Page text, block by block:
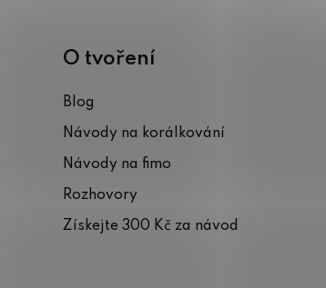
O tvoření
Blog
Návody na korálkování
Návody na fimo
Rozhovory
Získejte 300 Kč za návod